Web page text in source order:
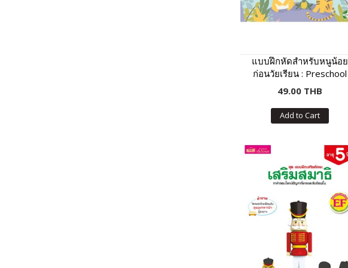
แบบฝึกหัดสำหรับหนูน้อย
ก่อนวัยเรียน : Preschool
Activity Book
49.00 THB
Add to Cart